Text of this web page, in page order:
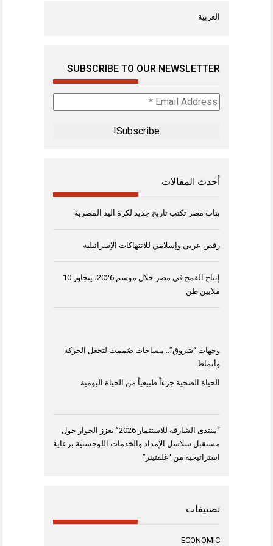
العربية
SUBSCRIBE TO OUR NEWSLETTER
Email
Address
أحدث المقالات
بنات مصر تكتب تاريخ جديد لكرة اليد المصرية
رفض عربي وإسلامي للانتهاكات الإسرائيلية
إنتاج القمح في مصر خلال موسم 2026، يتجاوز 10
ملايين طن
وجهات “شروق”.. مساحات صُممت لتجعل الحركة
وأنماط
الحياة الصحية جزءاً طبيعياً من الحياة اليومية
“منتدى الشارقة للاستثمار 2026” يعزز الحوار حول
مستقبل سلاسل الإمداد والخدمات اللوجستية برعاية
استراتيجية من “غلفتينر”
تصنيفات
ECONOMIC